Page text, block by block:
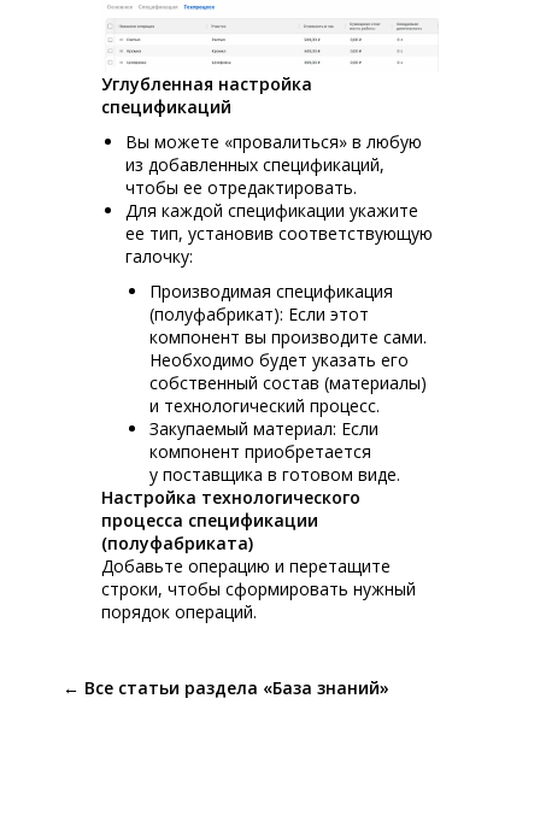
Углубленная настройка
спецификаций
Вы можете «провалиться» в любую
из добавленных спецификаций,
чтобы ее отредактировать.
Для каждой спецификации укажите
ее тип, установив соответствующую
галочку:
Производимая спецификация
(полуфабрикат): Если этот
компонент вы производите сами.
Необходимо будет указать его
собственный состав (материалы)
и технологический процесс.
Закупаемый материал: Если
компонент приобретается
у поставщика в готовом виде.
Настройка технологического
процесса спецификации
(полуфабриката)
Добавьте операцию и перетащите
строки, чтобы сформировать нужный
порядок операций.
← Все статьи раздела «База знаний»